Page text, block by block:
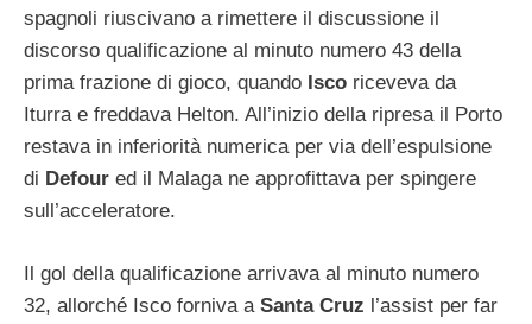
spagnoli riuscivano a rimettere il discussione il
discorso qualificazione al minuto numero 43 della
prima frazione di gioco, quando Isco riceveva da
Iturra e freddava Helton. All’inizio della ripresa il Porto
restava in inferiorità numerica per via dell’espulsione
di Defour ed il Malaga ne approfittava per spingere
sull’acceleratore.
Il gol della qualificazione arrivava al minuto numero
32, allorché Isco forniva a Santa Cruz l’assist per far